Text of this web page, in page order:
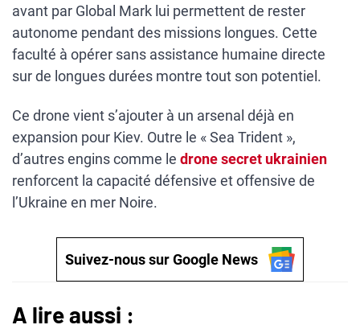
avant par Global Mark lui permettent de rester
autonome pendant des missions longues. Cette
faculté à opérer sans assistance humaine directe
sur de longues durées montre tout son potentiel.
Ce drone vient s’ajouter à un arsenal déjà en
expansion pour Kiev. Outre le « Sea Trident »,
d’autres engins comme le drone secret ukrainien
renforcent la capacité défensive et offensive de
l’Ukraine en mer Noire.
Suivez-nous sur Google News
A lire aussi :